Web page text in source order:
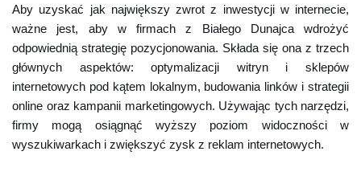
Aby uzyskać jak największy zwrot z inwestycji w internecie,
ważne jest, aby w firmach z Białego Dunajca wdrożyć
odpowiednią strategię pozycjonowania. Składa się ona z trzech
głównych aspektów: optymalizacji witryn i sklepów
internetowych pod kątem lokalnym, budowania linków i strategii
online oraz kampanii marketingowych. Używając tych narzędzi,
firmy mogą osiągnąć wyższy poziom widoczności w
wyszukiwarkach i zwiększyć zysk z reklam internetowych.